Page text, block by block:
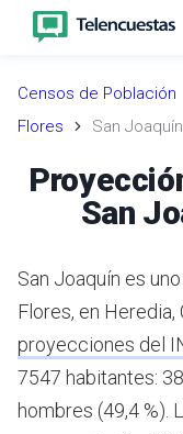
Censos de Población
Flores
San Joaquín
San
San Joaquín es
Flores, en Heredia,
proyecciones del
7547 habitantes:
hombres (49,4 %).